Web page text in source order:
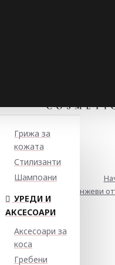
Грижа за
кожата
Стилизанти
Шампоани
УРЕДИ И
АКСЕСОАРИ
Аксесоари за
коса
Гребени
нежелани оранжеви